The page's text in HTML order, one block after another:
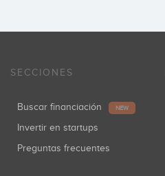
SECCIONES
Buscar financiación NEW
Invertir en startups
Preguntas frecuentes